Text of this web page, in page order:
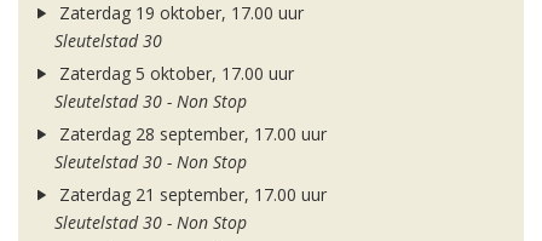
Zaterdag 19 oktober, 17.00 uur
Sleutelstad 30
Zaterdag 5 oktober, 17.00 uur
Sleutelstad 30 - Non Stop
Zaterdag 28 september, 17.00 uur
Sleutelstad 30 - Non Stop
Zaterdag 21 september, 17.00 uur
Sleutelstad 30 - Non Stop